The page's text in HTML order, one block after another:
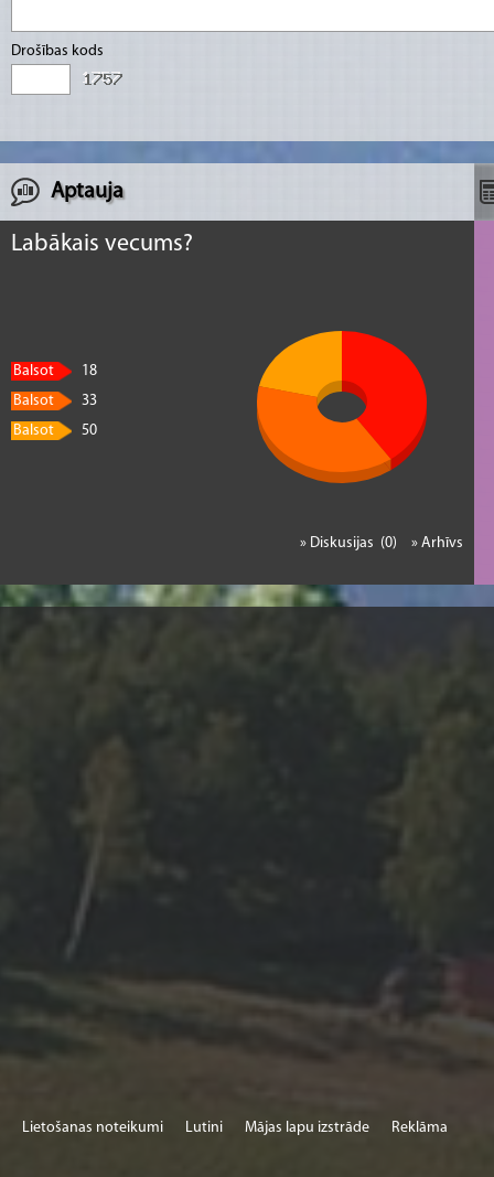
Drošības kods
Aptauja
Labākais vecums?
Balsot
18
Balsot
33
Balsot
50
» Arhīvs
» Diskusijas (0)
Lietošanas noteikumi Lutini Mājas lapu izstrāde Reklāma